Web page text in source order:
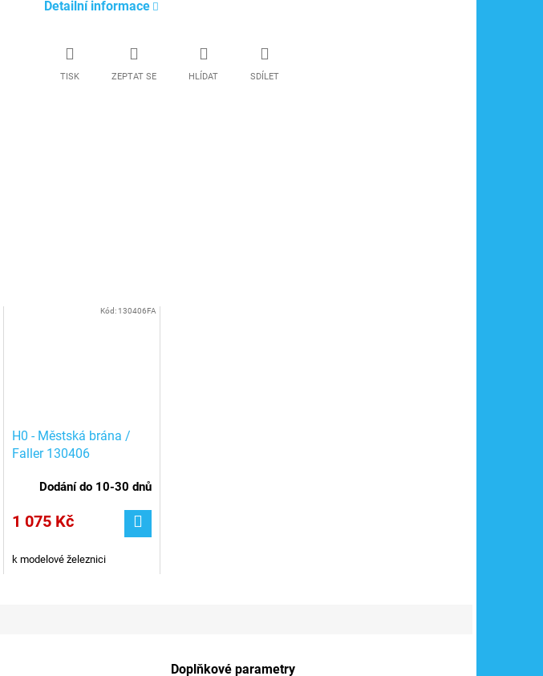
Detailní informace
TISK ZEPTAT SE HLÍDAT SDÍLET
H0 - Městská brána /
Faller 130406
Dodání do 10-30 dnů
1 075 Kč
k modelové železnici
Kód: 130406FA
Doplňkové parametry